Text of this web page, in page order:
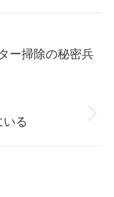
ー掃除の秘密兵
いる